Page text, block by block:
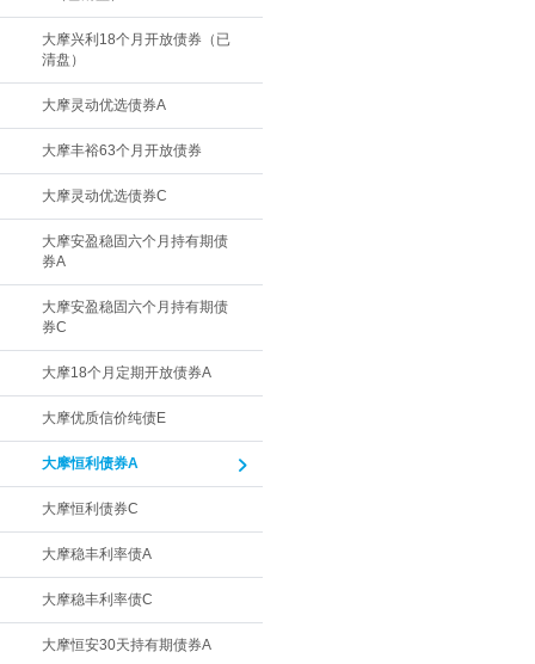
大摩兴利18个月开放债券（已
清盘）
大摩灵动优选债券A
大摩丰裕63个月开放债券
大摩灵动优选债券C
大摩安盈稳固六个月持有期债
券A
大摩安盈稳固六个月持有期债
券C
大摩18个月定期开放债券A
大摩优质信价纯债E
大摩恒利债券A
大摩恒利债券C
大摩稳丰利率债A
大摩稳丰利率债C
大摩恒安30天持有期债券A